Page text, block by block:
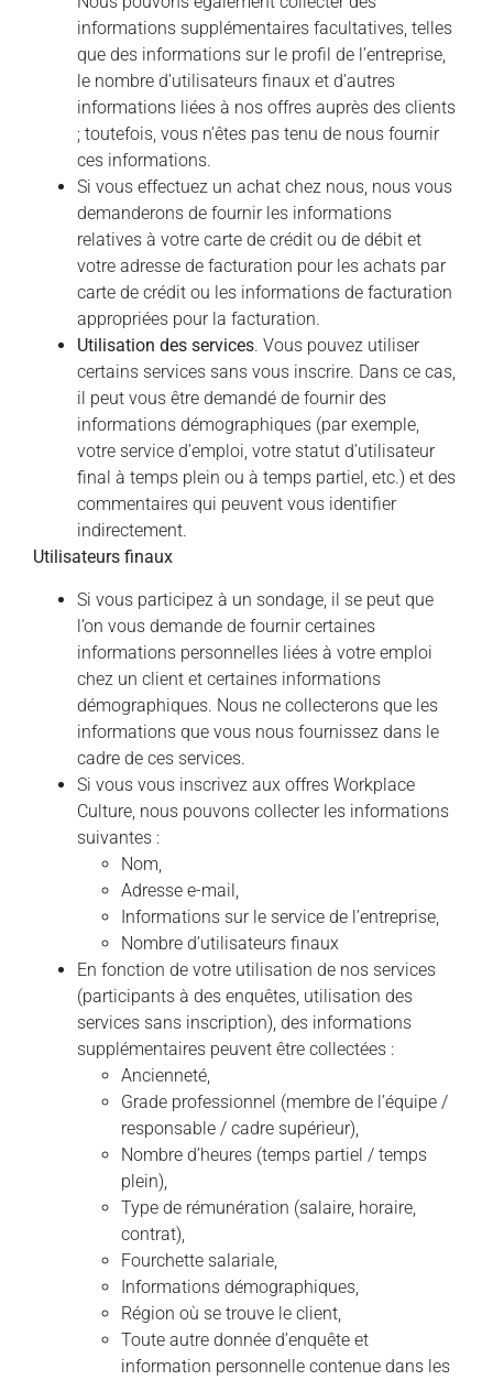
informations supplémentaires facultatives, telles
que des informations sur le profil de l’entreprise,
le nombre d’utilisateurs finaux et d’autres
informations liées à nos offres auprès des clients
; toutefois, vous n’êtes pas tenu de nous fournir
ces informations.
Si vous effectuez un achat chez nous, nous vous
demanderons de fournir les informations
relatives à votre carte de crédit ou de débit et
votre adresse de facturation pour les achats par
carte de crédit ou les informations de facturation
appropriées pour la facturation.
Utilisation des services. Vous pouvez utiliser
certains services sans vous inscrire. Dans ce cas,
il peut vous être demandé de fournir des
informations démographiques (par exemple,
votre service d’emploi, votre statut d’utilisateur
final à temps plein ou à temps partiel, etc.) et des
commentaires qui peuvent vous identifier
indirectement.
Utilisateurs finaux
Si vous participez à un sondage, il se peut que
l’on vous demande de fournir certaines
informations personnelles liées à votre emploi
chez un client et certaines informations
démographiques. Nous ne collecterons que les
informations que vous nous fournissez dans le
cadre de ces services.
Si vous vous inscrivez aux offres Workplace
Culture, nous pouvons collecter les informations
suivantes :
Nom,
Adresse e-mail,
Informations sur le service de l’entreprise,
Nombre d’utilisateurs finaux
En fonction de votre utilisation de nos services
(participants à des enquêtes, utilisation des
services sans inscription), des informations
supplémentaires peuvent être collectées :
Ancienneté,
Grade professionnel (membre de l’équipe /
responsable / cadre supérieur),
Nombre d’heures (temps partiel / temps
plein),
Type de rémunération (salaire, horaire,
contrat),
Fourchette salariale,
Informations démographiques,
Région où se trouve le client,
Toute autre donnée d’enquête et
information personnelle contenue dans les